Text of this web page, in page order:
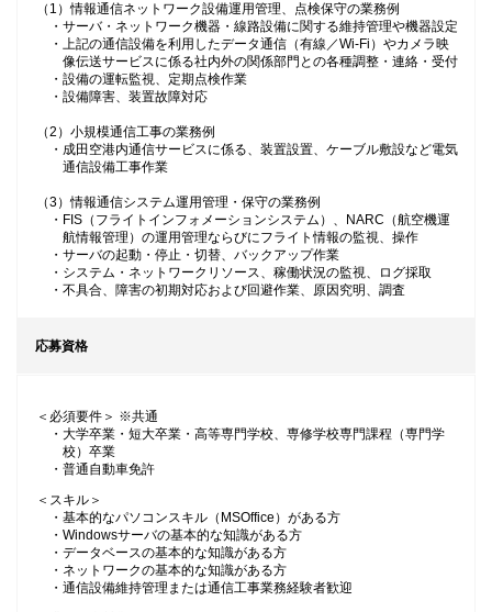
（1）情報通信ネットワーク設備運用管理、点検保守の業務例
・サーバ・ネットワーク機器・線路設備に関する維持管理や機器設定
・上記の通信設備を利用したデータ通信（有線／Wi-Fi）やカメラ映
像伝送サービスに係る社内外の関係部門との各種調整・連絡・受付
・設備の運転監視、定期点検作業
・設備障害、装置故障対応
（2）小規模通信工事の業務例
・成田空港内通信サービスに係る、装置設置、ケーブル敷設など電気
通信設備工事作業
（3）情報通信システム運用管理・保守の業務例
・FIS（フライトインフォメーションシステム）、NARC（航空機運
航情報管理）の運用管理ならびにフライト情報の監視、操作
・サーバの起動・停止・切替、バックアップ作業
・システム・ネットワークリソース、稼働状況の監視、ログ採取
・不具合、障害の初期対応および回避作業、原因究明、調査
応募資格
＜必須要件＞ ※共通
・大学卒業・短大卒業・高等専門学校、専修学校専門課程（専門学
校）卒業
・普通自動車免許
＜スキル＞
・基本的なパソコンスキル（MSOffice）がある方
・Windowsサーバの基本的な知識がある方
・データベースの基本的な知識がある方
・ネットワークの基本的な知識がある方
・通信設備維持管理または通信工事業務経験者歓迎